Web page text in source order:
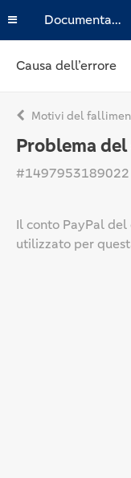
Documentazione
Causa dell’errore
Motivi del
Problema
#1497953189022
Il conto PayPal
utilizzato per